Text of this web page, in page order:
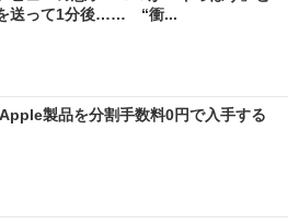
送って1分後…… “衝...
製品を分割手数料0円で入手する